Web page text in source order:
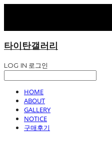
타이탄갤러리
LOG IN 로그인
HOME
ABOUT
GALLERY
NOTICE
구매후기